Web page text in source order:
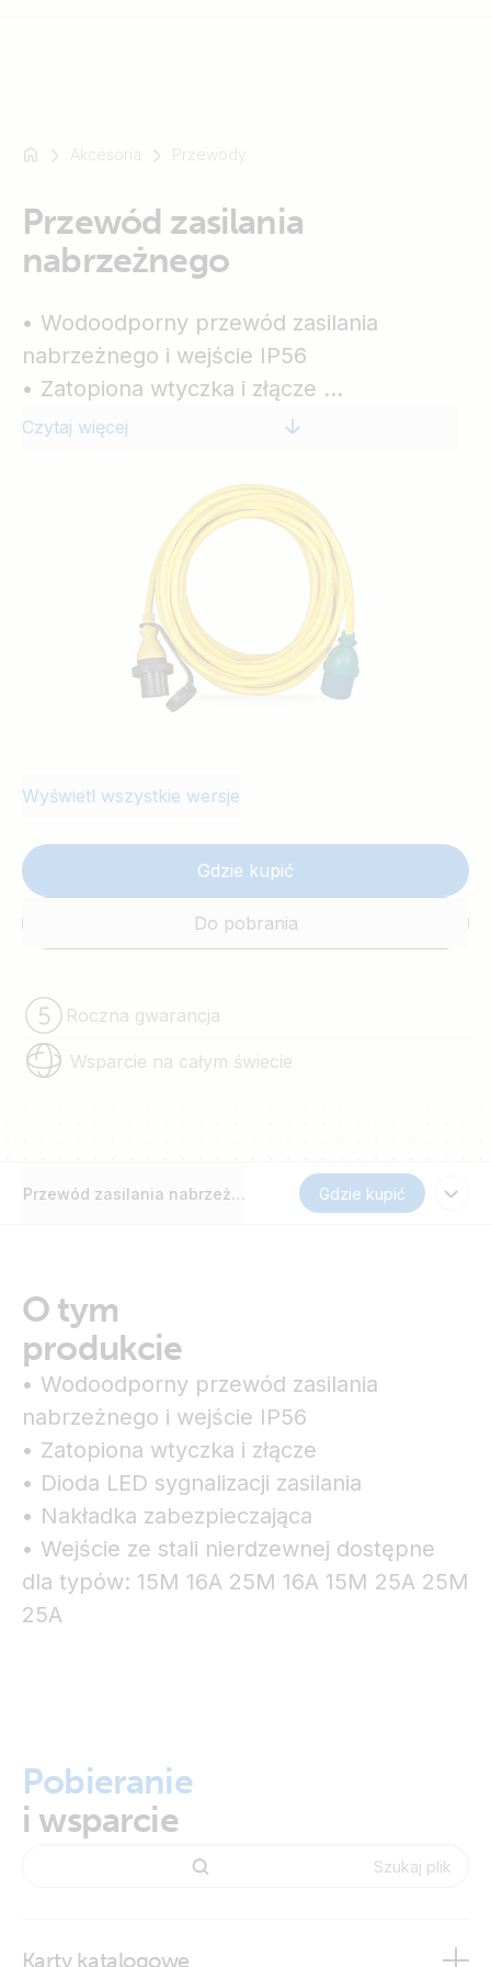
SmartSolar
Multiplus-
SmartShunt
Akcesoria Przewody
Przewód zasilania
nabrzeżnego
• Wodoodporny przewód zasilania
nabrzeżnego i wejście IP56
• Zatopiona wtyczka i złącze
• Dioda LED sygnalizacji zasilania
• Wejście ze stali nierdzewnej dostępne
dla typów: 15M 16A 25M 16A 15M 25A 25M
Czytaj więcej
Wyświetl wszystkie wersje
Gdzie kupić
Do pobrania
Roczna gwarancja
Wsparcie na całym świecie
Przewód zasilania nabrzeżnego Gdzie kupić
O tym
produkcie
• Wodoodporny przewód zasilania
nabrzeżnego i wejście IP56
• Zatopiona wtyczka i złącze
• Dioda LED sygnalizacji zasilania
• Nakładka zabezpieczająca
• Wejście ze stali nierdzewnej dostępne
dla typów: 15M 16A 25M 16A 15M 25A 25M
25A
Pobieranie
i wsparcie
Karty katalogowe